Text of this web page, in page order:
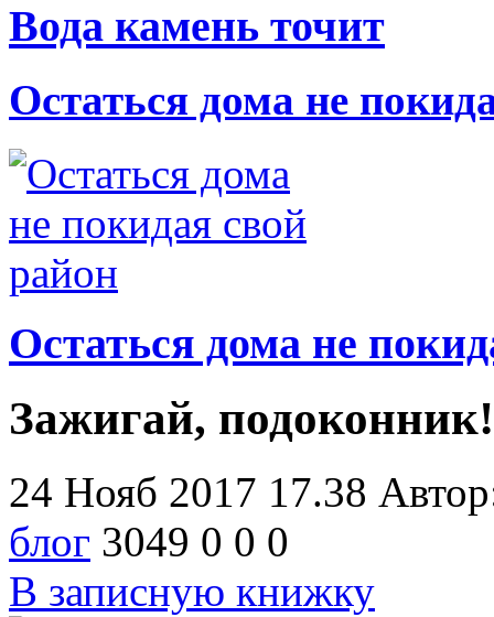
Вода камень точит
Остаться дома не
Остаться дома не
Зажигай, подоконник!
24 Нояб 2017 17.38
блог 3049 0 0 0
В записную книжку